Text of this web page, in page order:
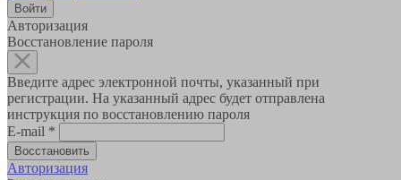
Авторизация
Восстановление пароля
Введите адрес электронной почты, указанный при
регистрации. На указанный адрес будет отправлена
инструкция по восстановлению пароля
E-mail *
Авторизация